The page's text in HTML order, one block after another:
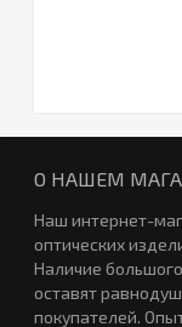
О НАШЕМ
Наш интернет-
оптических
Наличие
оставят
покупателей.